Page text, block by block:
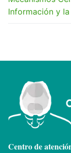
Información y
Centro de